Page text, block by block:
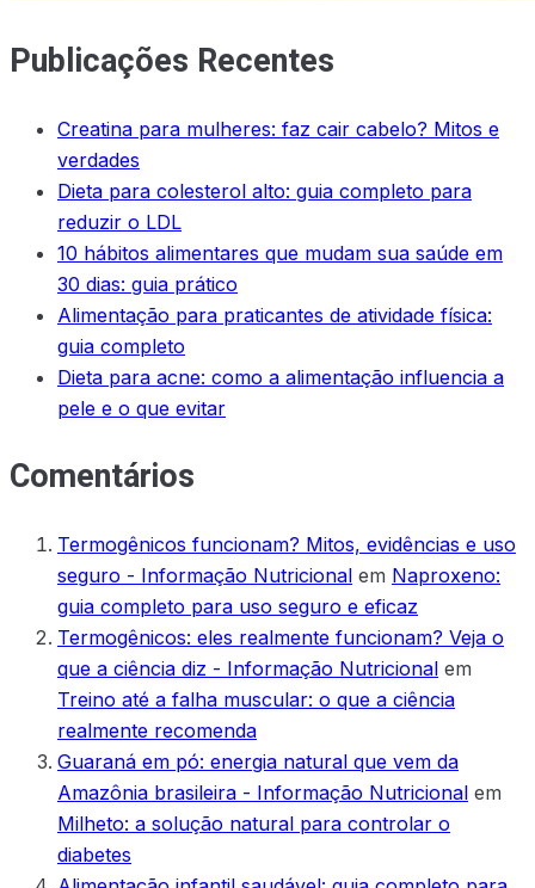
Publicações Recentes
Creatina para mulheres: faz cair cabelo? Mitos e
verdades
Dieta para colesterol alto: guia completo para
reduzir o LDL
10 hábitos alimentares que mudam sua saúde em
30 dias: guia prático
Alimentação para praticantes de atividade física:
guia completo
Dieta para acne: como a alimentação influencia a
pele e o que evitar
Comentários
Termogênicos funcionam? Mitos, evidências e uso
seguro - Informação Nutricional em Naproxeno:
guia completo para uso seguro e eficaz
Termogênicos: eles realmente funcionam? Veja o
que a ciência diz - Informação Nutricional em
Treino até a falha muscular: o que a ciência
realmente recomenda
Guaraná em pó: energia natural que vem da
Amazônia brasileira - Informação Nutricional em
Milheto: a solução natural para controlar o
diabetes